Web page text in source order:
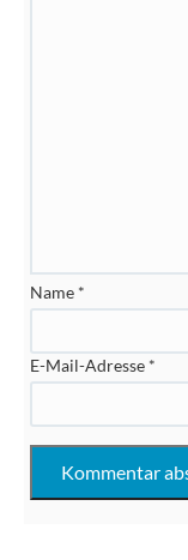
Name *
E-Mail-Adresse *